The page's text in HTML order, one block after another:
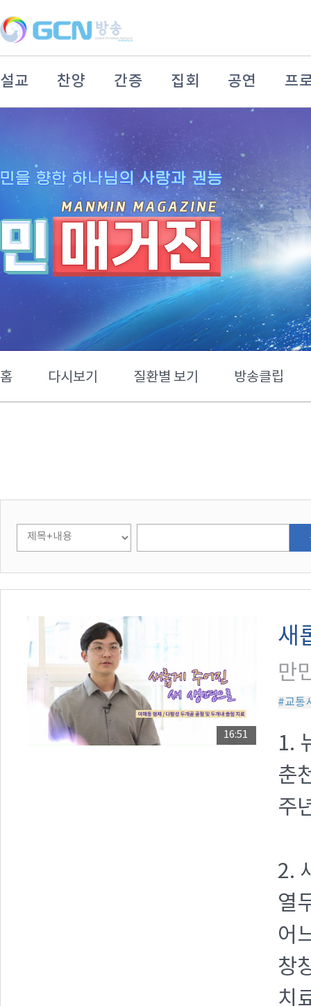
설교 찬양 간증 집회 공연 프
홈 다시보기 질환별 보기 방송클립
16:51
새
만
#교통
1.
춘
주
2.
열
어
창
치